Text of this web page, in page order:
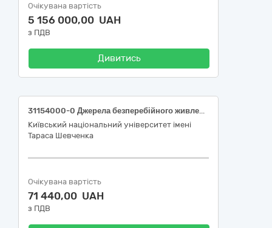
Очікувана вартість
5 156 000,00 UAH
з ПДВ
Дивитись
31154000-0 Джерела безперебійного живлення
Київський національний університет імені
Тараса Шевченка
Очікувана вартість
71 440,00 UAH
з ПДВ